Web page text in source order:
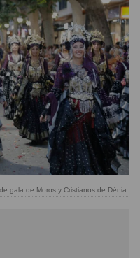
gala de Moros y Cristianos de Dénia